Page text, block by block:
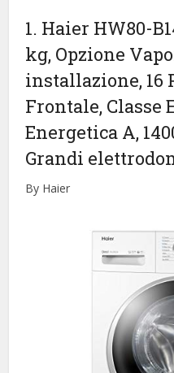
1. Haier HW80-
kg, Opzione
installazione, 16
Frontale, Classe
Energetica A,
Grandi
By Haier